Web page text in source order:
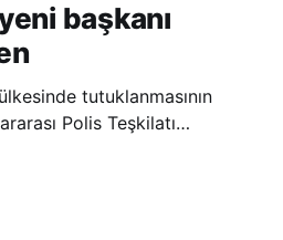
başkanı
tutuklanmasının
Polis Teşkilatı